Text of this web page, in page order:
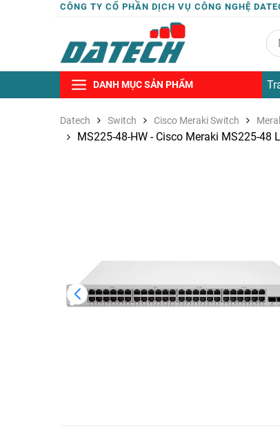
CÔNG TY CỔ PHẦN DỊCH VỤ CÔNG NGHỆ
DANH MỤC SẢN PHẨM
Datech Switch Cisco Meraki Switch
MS225-48-HW - Cisco Meraki MS225-